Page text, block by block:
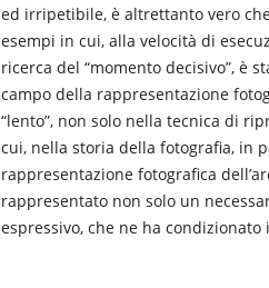
ed irripetibile, è altrettanto vero
esempi in cui, alla velocità di
ricerca del “momento decisivo”, è
campo della rappresentazione
“lento”, non solo nella tecnica di
cui, nella storia della fotografia, in
rappresentazione fotografica
rappresentato non solo un
espressivo, che ne ha condizionato